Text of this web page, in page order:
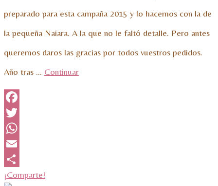
preparado para esta campaña 2015 y lo hacemos con la de
la pequeña Naiara. A la que no le faltó detalle. Pero antes
queremos daros las gracias por todos vuestros pedidos.
Año tras … Continuar
Facebook
Twitter
WhatsApp
Email
¡Comparte!